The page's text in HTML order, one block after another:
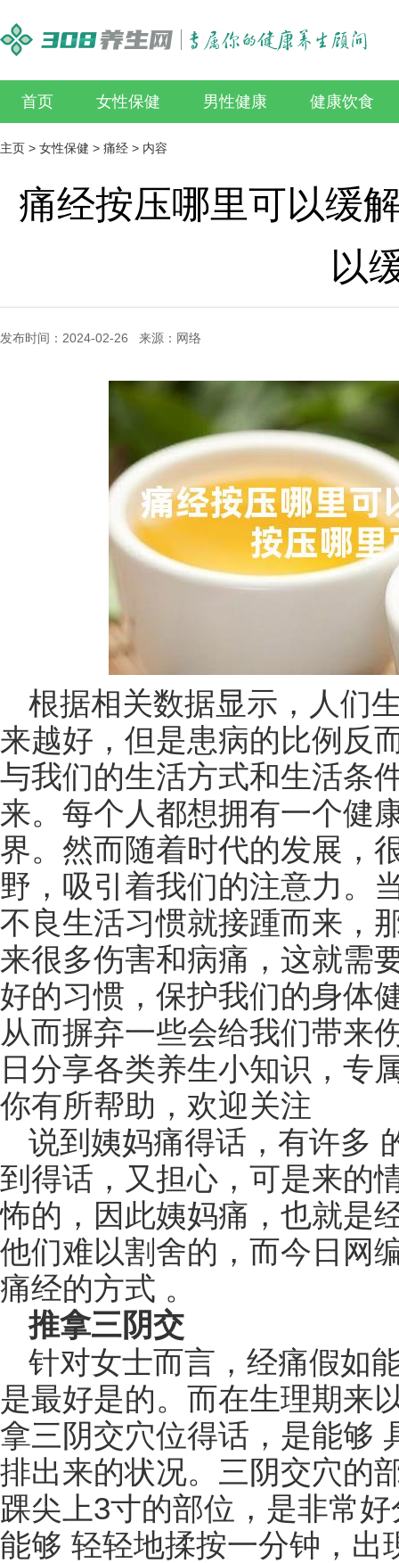
首页 女性保健 男性健康 健康饮食
主页 > 女性保健 > 痛经 > 内容
痛经按压哪里可以缓
以
发布时间：2024-02-26 来源：网络
根据相关数据显示，人们
来越好，但是患病的比例反
与我们的生活方式和生活条
来。每个人都想拥有一个健
界。然而随着时代的发展，
野，吸引着我们的注意力。
不良生活习惯就接踵而来，
来很多伤害和病痛，这就需
好的习惯，保护我们的身体
从而摒弃一些会给我们带来
日分享各类养生小知识，专
你有所帮助，欢迎关注
说到姨妈痛得话，有许多
到得话，又担心，可是来的
怖的，因此姨妈痛，也就是
他们难以割舍的，而今日网
痛经的方式 。
推拿三阴交
针对女士而言，经痛假如
是最好是的。而在生理期来
拿三阴交穴位得话，是能够
排出来的状况。三阴交穴的
踝尖上3寸的部位，是非常
能够 轻轻地揉按一分钟，出